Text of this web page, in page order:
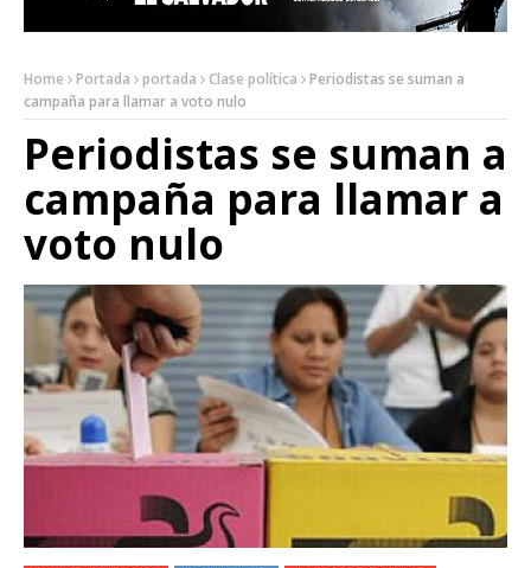
Home Portada portada Clase política
Periodistas se suman a
campaña para llamar a voto nulo
Periodistas se suman a
campaña para llamar a
voto nulo